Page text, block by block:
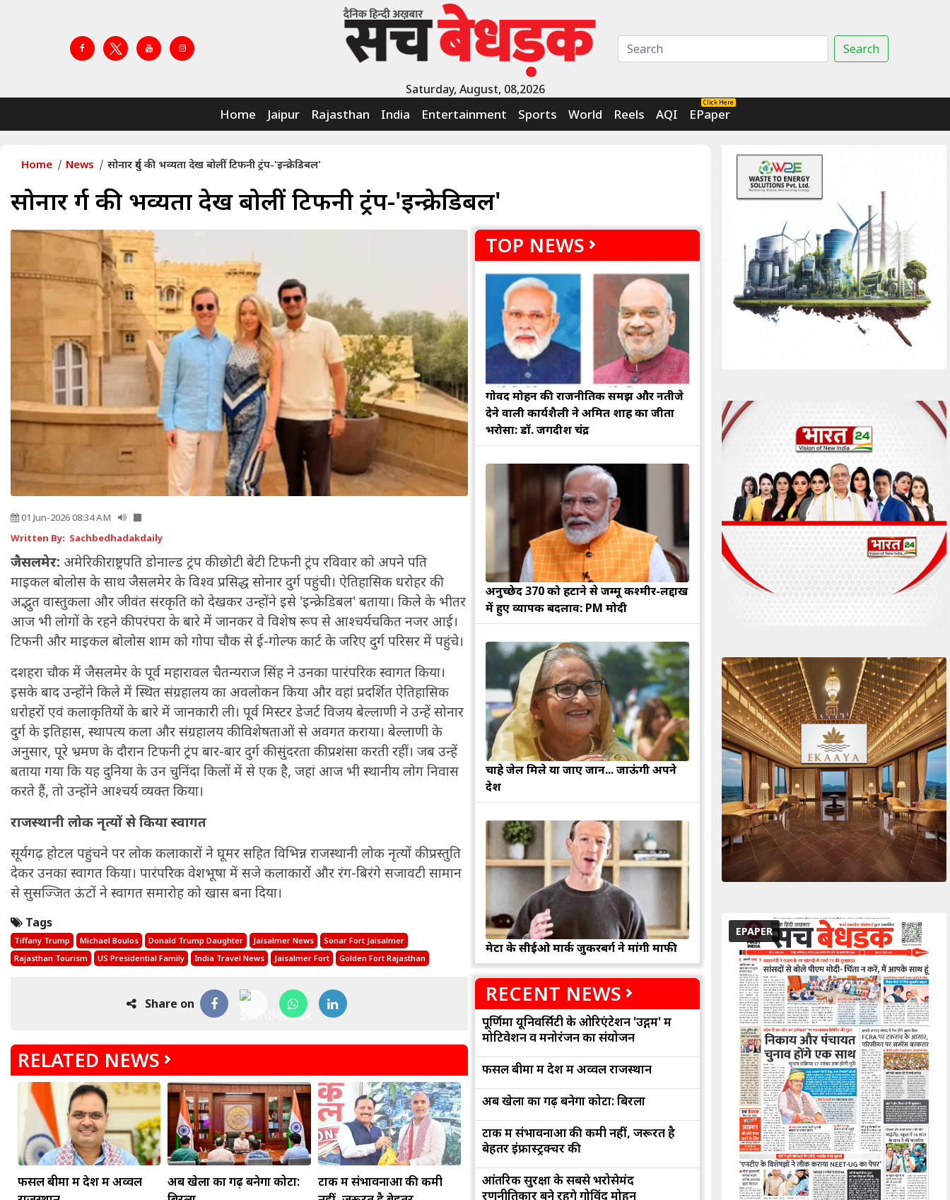
Saturday, August, 08,2026
Search
Home Jaipur Rajasthan India Entertainment Sports World Reels AQI
Click Here
EPaper
Home News सोनार दुर्ग की भव्यता देख बोलीं टिफनी ट्रंप-'इन्क्रेडिबल'
सोनार दुर्ग की भव्यता देख बोलीं टिफनी ट्रंप-'इन्क्रेडिबल'
01 Jun-2026 08:34 AM
Written By: Sachbedhadakdaily
जैसलमेर: अमेरिकी राष्ट्रपति डोनाल्ड ट्रंप की छोटी बेटी टिफनी ट्रंप रविवार को अपने पति
माइकल बोलोस के साथ जैसलमेर के विश्व प्रसिद्ध सोनार दुर्ग पहुंची। ऐतिहासिक धरोहर की
अद्भुत वास्तुकला और जीवंत संरकृति को देखकर उन्होंने इसे 'इन्क्रेडिबल' बताया। किले के भीतर
आज भी लोगों के रहने की परंपरा के बारे में जानकर वे विशेष रूप से आश्चर्यचकित नजर आई।
टिफनी और माइकल बोलोस शाम को गोपा चौक से ई-गोल्फ कार्ट के जरिए दुर्ग परिसर में पहुंचे।
दशहरा चौक में जैसलमेर के पूर्व महारावल चैतन्यराज सिंह ने उनका पारंपरिक स्वागत किया।
इसके बाद उन्होंने किले में स्थित संग्रहालय का अवलोकन किया और वहां प्रदर्शित ऐतिहासिक
धरोहरों एवं कलाकृतियों के बारे में जानकारी ली। पूर्व मिस्टर डेजर्ट विजय बेल्लाणी ने उन्हें सोनार
दुर्ग के इतिहास, स्थापत्य कला और संग्रहालय की विशेषताओं से अवगत कराया। बेल्लाणी के
अनुसार, पूरे भ्रमण के दौरान टिफनी ट्रंप बार-बार दुर्ग की सुंदरता की प्रशंसा करती रहीं। जब उन्हें
बताया गया कि यह दुनिया के उन चुनिंदा किलों में से एक है, जहां आज भी स्थानीय लोग निवास
करते हैं, तो उन्होंने आश्चर्य व्यक्त किया।
राजस्थानी लोक नृत्यों से किया स्वागत
सूर्यगढ़ होटल पहुंचने पर लोक कलाकारों ने घूमर सहित विभिन्न राजस्थानी लोक नृत्यों की प्रस्तुति
देकर उनका स्वागत किया। पारंपरिक वेशभूषा में सजे कलाकारों और रंग-बिरंगे सजावटी सामान
से सुसज्जित ऊंटों ने स्वागत समारोह को खास बना दिया।
Tags
Tiffany Trump Michael Boulos Donald Trump Daughter Jaisalmer News
Sonar Fort Jaisalmer
Rajasthan Tourism
US Presidential Family India Travel News Jaisalmer Fort Golden Fort Rajasthan
Share on
RELATED NEWS
फसल बीमा में देश में अव्वल
अब खेलों का गढ़ बनेगा कोटा:
टोंक में संभावनाओं की कमी
TOP NEWS
गोविंद मोहन की राजनीतिक समझ और नतीजे
देने वाली कार्यशैली ने अमित शाह का जीता
भरोसा: डॉ. जगदीश चंद्र
अनुच्छेद 370 को हटाने से जम्मू कश्मीर-लद्दाख
में हुए व्यापक बदलाव: PM मोदी
चाहे जेल मिले या जाए जान... जाऊंगी अपने
देश
मेटा के सीईओ मार्क जुकरबर्ग ने मांगी माफी
RECENT NEWS
पूर्णिमा यूनिवर्सिटी के ओरिएंटेशन 'उद्गम' में
मोटिवेशन व मनोरंजन का संयोजन
फसल बीमा में देश में अव्वल राजस्थान
अब खेलों का गढ़ बनेगा कोटा: बिरला
टोंक में संभावनाओं की कमी नहीं, जरूरत है
बेहतर इंफ्रास्ट्रक्चर की
आंतरिक सुरक्षा के सबसे भरोसेमंद
रणनीतिकार बने रहेंगे गोविंद मोहन
EPAPER